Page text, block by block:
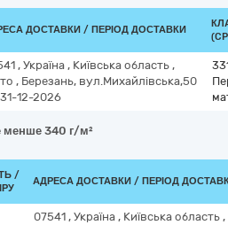
ДОСТАВКИ / ПЕРІОД ДОСТАВКИ
, Україна , Київська область ,
, Березань, вул.Михайлівська,50
12-2026
менше 340 г/м²
/
АДРЕСА ДОСТАВКИ / ПЕРІОД
07541 , Україна , Київська область ,